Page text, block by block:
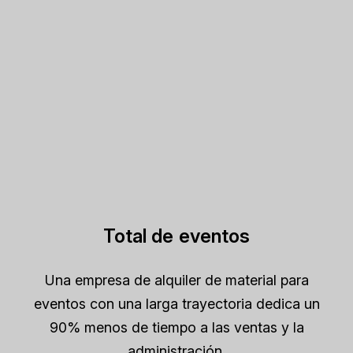
Total de eventos
Una empresa de alquiler de material para
eventos con una larga trayectoria dedica un
90% menos de tiempo a las ventas y la